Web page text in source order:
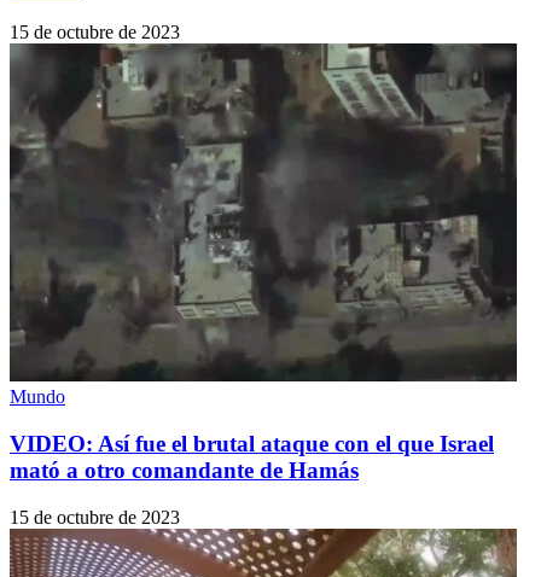
15 de octubre de 2023
Mundo
VIDEO: Así fue el brutal ataque con el que Israel
mató a otro comandante de Hamás
15 de octubre de 2023